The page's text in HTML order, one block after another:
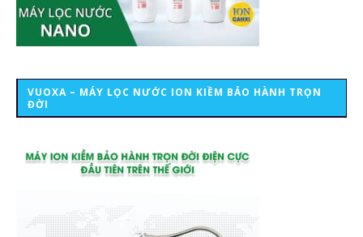
VUOXA – MÁY LỌC NƯỚC ION KIỀM BẢO HÀNH TRỌN
ĐỜI